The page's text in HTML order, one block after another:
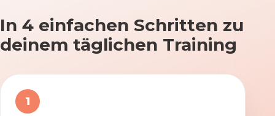
In 4 einfachen Schritten zu
deinem täglichen Training
1